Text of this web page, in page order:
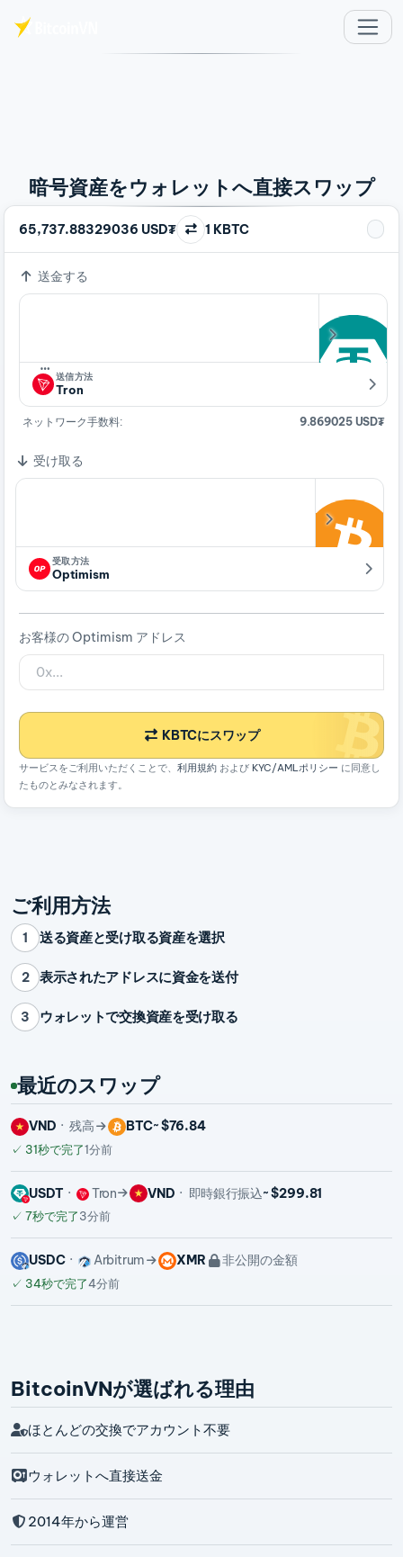
暗号資産をウォレットへ直接スワップ
65,737.88329036 USD₮ 1 KBTC
送金する
…
送信方法
Tron
ネットワーク手数料: 9.869025 USD₮
受け取る
受取方法
Optimism
お客様の Optimism アドレス
KBTCにスワップ
サービスをご利用いただくことで、 利用規約 および KYC/AMLポリシー に同意し
たものとみなされます。
ご利用方法
1 送る資産と受け取る資産を選択
2 表示されたアドレスに資金を送付
3 ウォレットで交換資産を受け取る
最近のスワップ
VND 残高 BTC~ $76.84
✓ 31秒で完了1分前
USDT Tron VND 即時銀行振込~ $299.81
✓ 7秒で完了3分前
USDC Arbitrum XMR 非公開の金額
✓ 34秒で完了4分前
BitcoinVNが選ばれる理由
ほとんどの交換でアカウント不要
ウォレットへ直接送金
2014年から運営